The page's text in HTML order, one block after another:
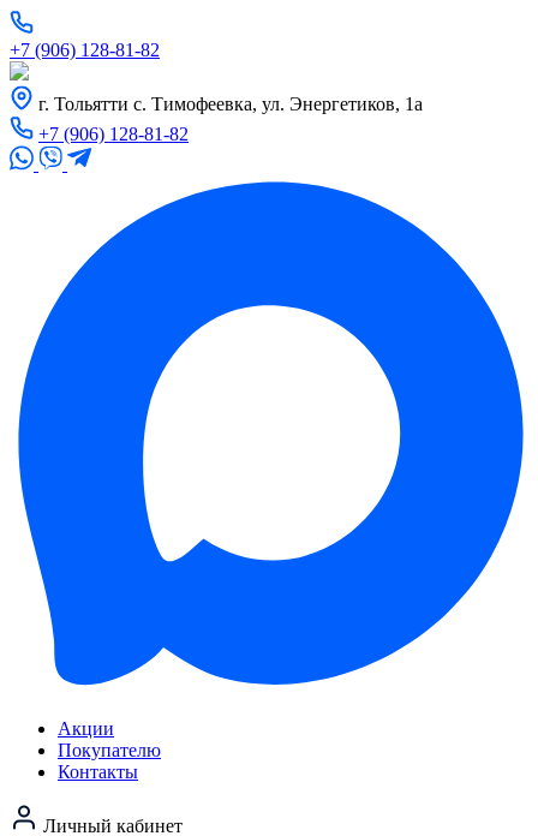
+7 (906) 128-81-82
г. Тольятти с. Тимофеевка, ул. Энергетиков, 1а
+7 (906) 128-81-82
Акции
Покупателю
Контакты
Личный кабинет